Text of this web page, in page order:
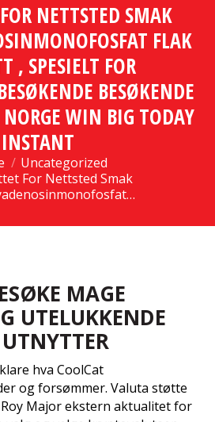
NETTSTED SMAK
FLAK
, SPESIELT FOR
BESØKENDE
WIN BIG TODAY
INSTANT
Uncategorized
For Nettsted Smak
MAGE
UTELUKKENDE
hva CoolCat
og forsømmer. Valuta støtte
Major ekstern aktualitet for